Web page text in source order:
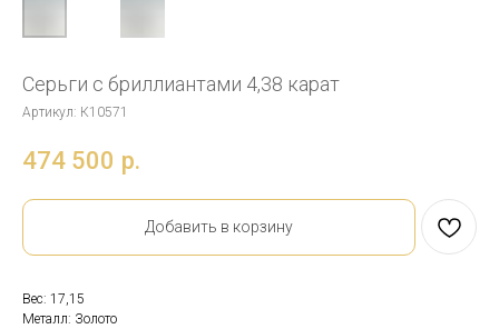
Серьги с бриллиантами 4,38 карат
Артикул: К10571
474 500 р.
Добавить в корзину
Вес: 17,15
Металл: Золото